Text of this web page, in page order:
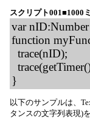
スクリプト001■1000
var
function
trace(nID);
}
以下のサンプルは、
タンスの文字列表現)